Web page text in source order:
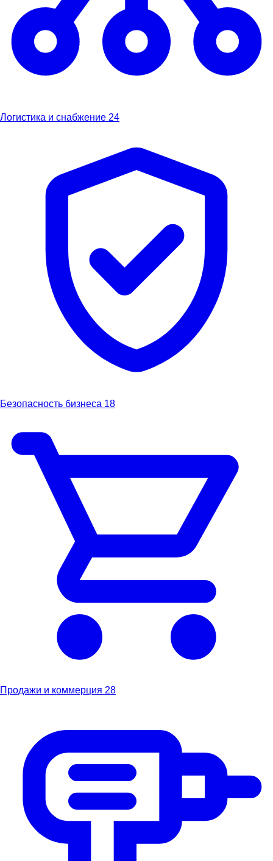
Логистика и снабжение 24
Безопасность бизнеса 18
Продажи и коммерция 28